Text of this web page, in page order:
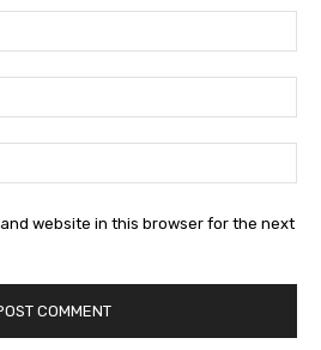
and website in this browser for the next